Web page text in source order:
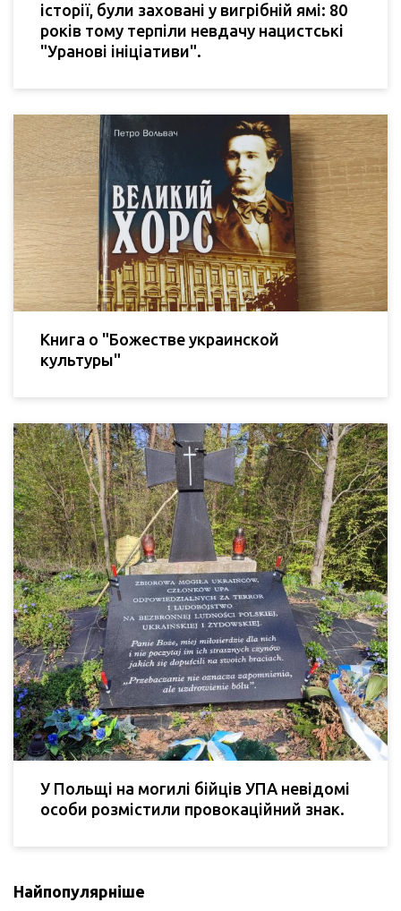
історії, були заховані у вигрібній ямі: 80
років тому терпіли невдачу нацистські
"Уранові ініціативи".
Книга о "Божестве украинской
культуры"
У Польщі на могилі бійців УПА невідомі
особи розмістили провокаційний знак.
Найпопулярніше